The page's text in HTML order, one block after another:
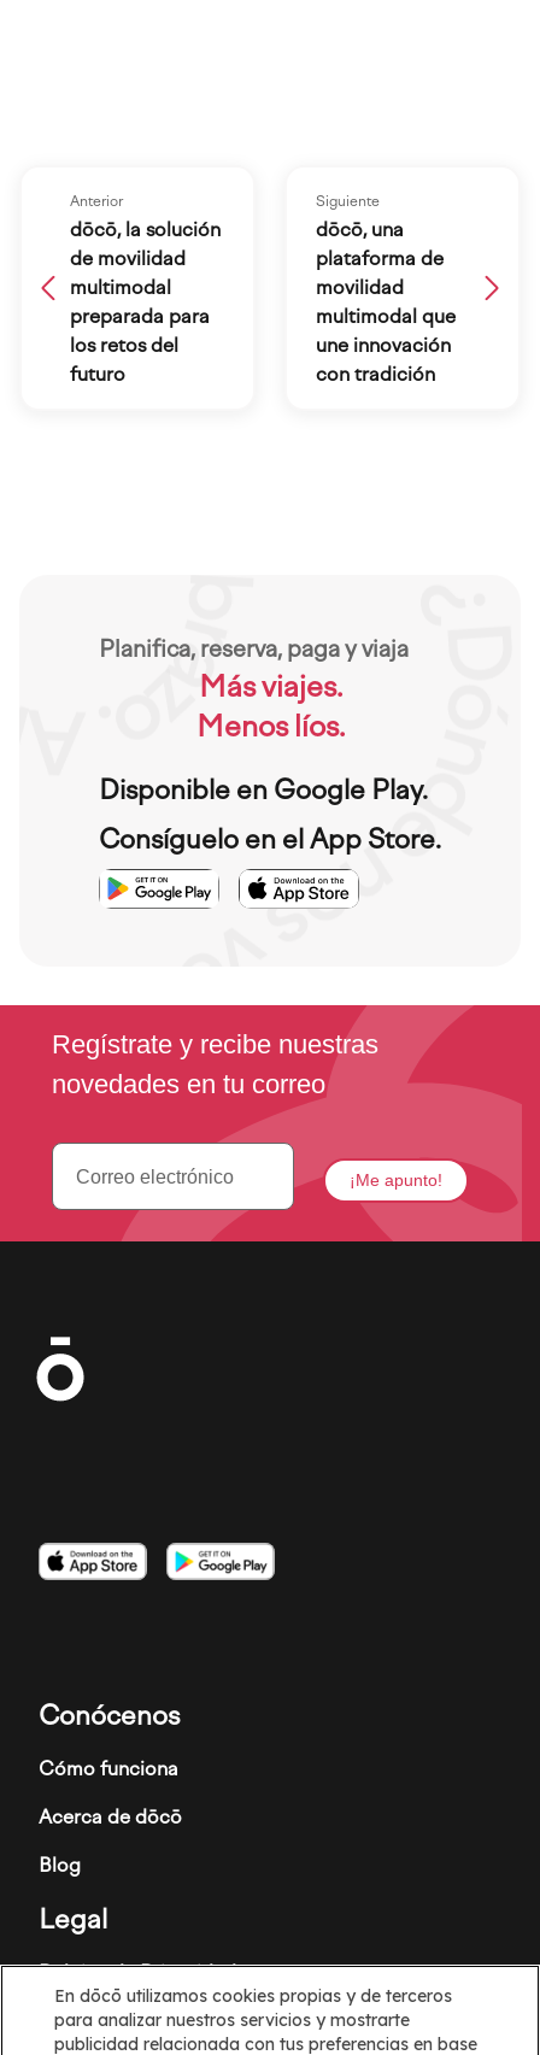
Anterior
dōcō, la solución
de movilidad
multimodal
preparada para
los retos del
futuro
Siguiente
dōcō, una
plataforma de
movilidad
multimodal que
une innovación
con tradición
Planifica, reserva, paga y viaja
Más viajes.
Menos líos.
Disponible en Google Play.
Consíguelo en el App Store.
Imagen
Imagen Imagen
Imagen
Imagen Imagen
Conócenos
Cómo funciona
Acerca de dōcō
Blog
Legal
Política de Privacidad
Términos y condiciones
En dōcō utilizamos cookies propias y de terceros
para analizar nuestros servicios y mostrarte
publicidad relacionada con tus preferencias en base